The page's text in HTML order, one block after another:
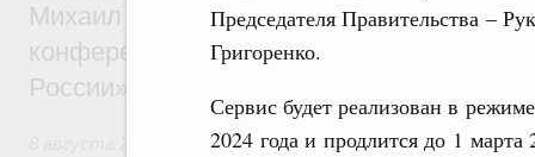
Председателя Правительства –
Григоренко.
Сервис будет реализован в
2024 года и продлится до 1
Михаил Мишустин дал поручения по
конференции «Цифровая индустрия
России»
Спорт высших достижений и массовый